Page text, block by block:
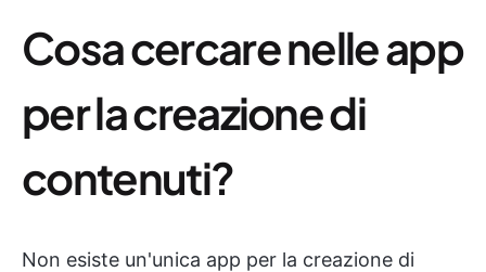
Cosa cercare nelle app
per la creazione di
contenuti?
Non esiste un'unica app per la creazione di